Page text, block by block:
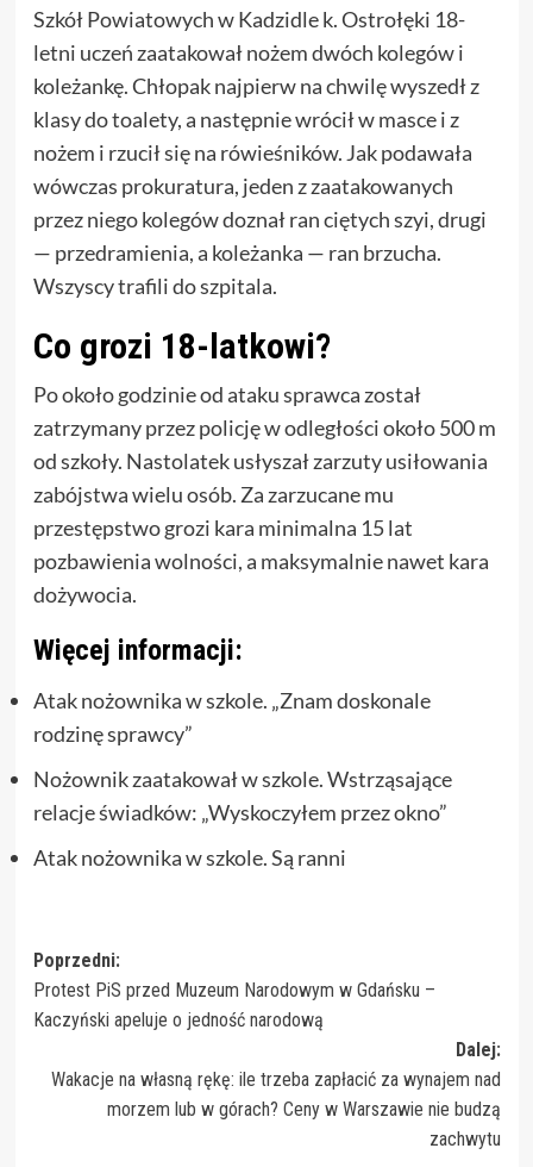
Szkół Powiatowych w Kadzidle k. Ostrołęki 18-
letni uczeń zaatakował nożem dwóch kolegów i
koleżankę. Chłopak najpierw na chwilę wyszedł z
klasy do toalety, a następnie wrócił w masce i z
nożem i rzucił się na rówieśników. Jak podawała
wówczas prokuratura, jeden z zaatakowanych
przez niego kolegów doznał ran ciętych szyi, drugi
— przedramienia, a koleżanka — ran brzucha.
Wszyscy trafili do szpitala.
Co grozi 18-latkowi?
Po około godzinie od ataku sprawca został
zatrzymany przez policję w odległości około 500 m
od szkoły. Nastolatek usłyszał zarzuty usiłowania
zabójstwa wielu osób. Za zarzucane mu
przestępstwo grozi kara minimalna 15 lat
pozbawienia wolności, a maksymalnie nawet kara
dożywocia.
Więcej informacji:
Atak nożownika w szkole. „Znam doskonale
rodzinę sprawcy”
Nożownik zaatakował w szkole. Wstrząsające
relacje świadków: „Wyskoczyłem przez okno”
Atak nożownika w szkole. Są ranni
Zobacz
wpisy
Poprzedni:
Protest PiS przed Muzeum Narodowym w Gdańsku –
Kaczyński apeluje o jedność narodową
Dalej:
Wakacje na własną rękę: ile trzeba zapłacić za wynajem nad
morzem lub w górach? Ceny w Warszawie nie budzą
zachwytu